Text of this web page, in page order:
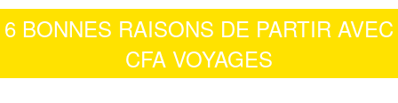
6 BONNES RAISONS DE PARTIR AVEC
CFA VOYAGES